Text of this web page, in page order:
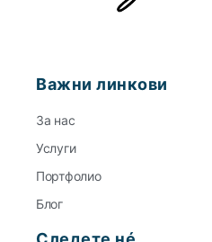
Важни линкови
За нас
Услуги
Портфолио
Блог